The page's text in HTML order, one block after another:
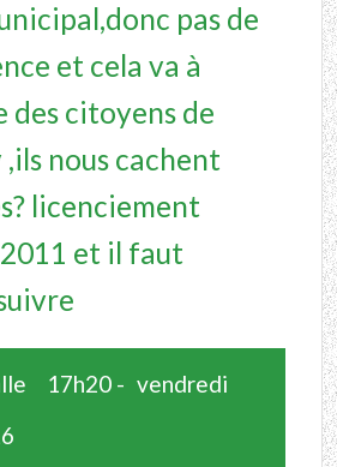
pas de
et cela va à
des citoyens de
nous cachent
licenciement
et il faut
17h20 - vendredi